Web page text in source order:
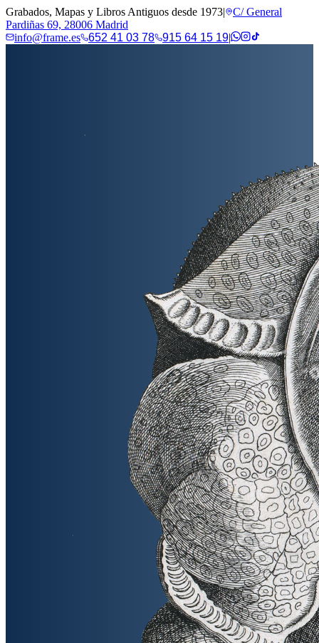
Grabados, Mapas y Libros Antiguos desde 1973|
C/ General
Pardiñas 69, 28006 Madrid
info@frame.es
652 41 03 78 915 64 15 19|